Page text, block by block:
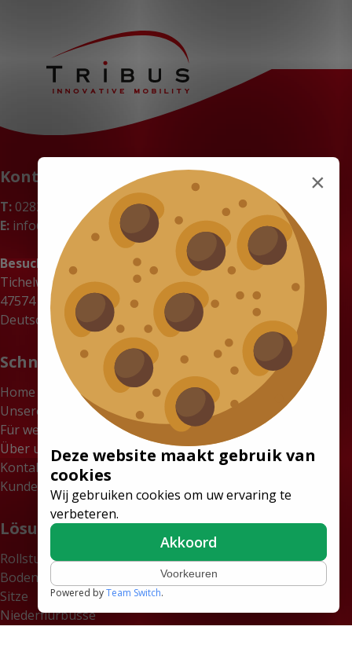
Kontakt
T: 02823 9763 321
E: info@tribus-group.de
Besuchsadresse
Tichelweg 12
47574 Goch
Deutschland
Schnelle Links
Home
Unsere Lösungen
Für wen
Über uns
Kontakt
Kundenportal
Lösungen
Rollstuhlgerechte Kleinbusse
Bodensysteme
Sitze
Niederflurbusse
×
Deze website maakt gebruik van
cookies
Wij gebruiken cookies om uw ervaring te
verbeteren.
Akkoord
Voorkeuren
Powered byTeam Switch.